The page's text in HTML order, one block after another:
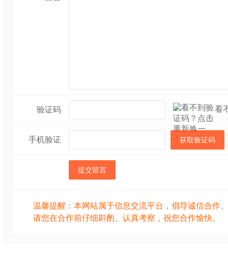
验证码 看
手机验证 获取验证码
提交留言
温馨提醒：本网站属于信息交流平台，倡导诚信合作
请您在合作前仔细斟酌、认真考察，祝您合作愉快。